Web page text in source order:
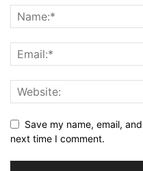
Save my name, email,
next time I comment.